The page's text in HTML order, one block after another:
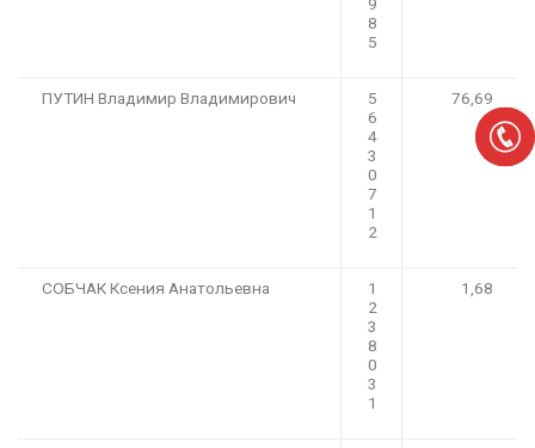
8
5
ПУТИН Владимир Владимирович
5
6
4
3
0
7
1
2
76,69
СОБЧАК Ксения Анатольевна
1
2
3
8
0
3
1
1,68